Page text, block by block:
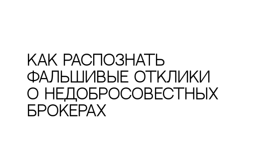
Как распознать
фальшивые отклики
о недобросовестных
брокерах